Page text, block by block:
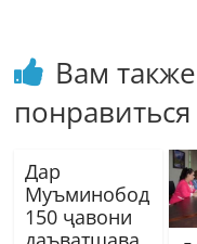
Вам
понравиться
Дар
Муъминобод
150 ҷавони